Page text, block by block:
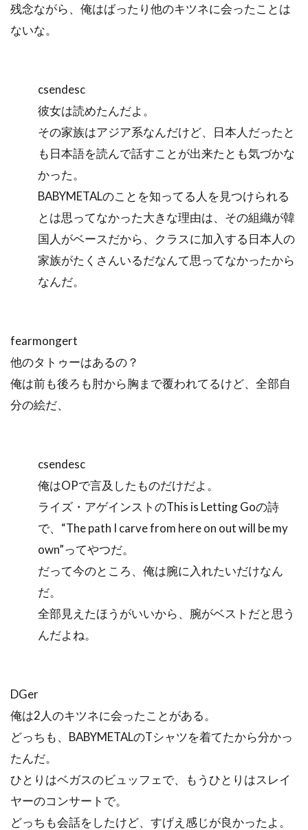
残念ながら、俺はばったり他のキツネに会ったことは
ないな。
csendesc
彼女は読めたんだよ。
その家族はアジア系なんだけど、日本人だったと
も日本語を読んで話すことが出来たとも気づかな
かった。
BABYMETALのことを知ってる人を見つけられる
とは思ってなかった大きな理由は、その組織が韓
国人がベースだから、クラスに加入する日本人の
家族がたくさんいるだなんて思ってなかったから
なんだ。
fearmongert
他のタトゥーはあるの？
俺は前も後ろも肘から胸まで覆われてるけど、全部自
分の絵だ、
csendesc
俺はOPで言及したものだけだよ。
ライズ・アゲインストのThis is Letting Goの詩
で、“The path I carve from here on out will be my
own”ってやつだ。
だって今のところ、俺は腕に入れたいだけなん
だ。
全部見えたほうがいいから、腕がベストだと思う
んだよね。
DGer
俺は2人のキツネに会ったことがある。
どっちも、BABYMETALのTシャツを着てたから分かっ
たんだ。
ひとりはベガスのビュッフェで、もうひとりはスレイ
ヤーのコンサートで。
どっちも会話をしたけど、すげえ感じが良かったよ。